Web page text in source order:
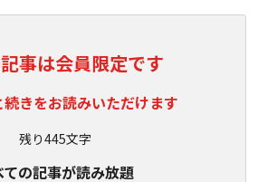
事は会員限定です
きをお読みいただけます
残り445文字
ての記事が読み放題